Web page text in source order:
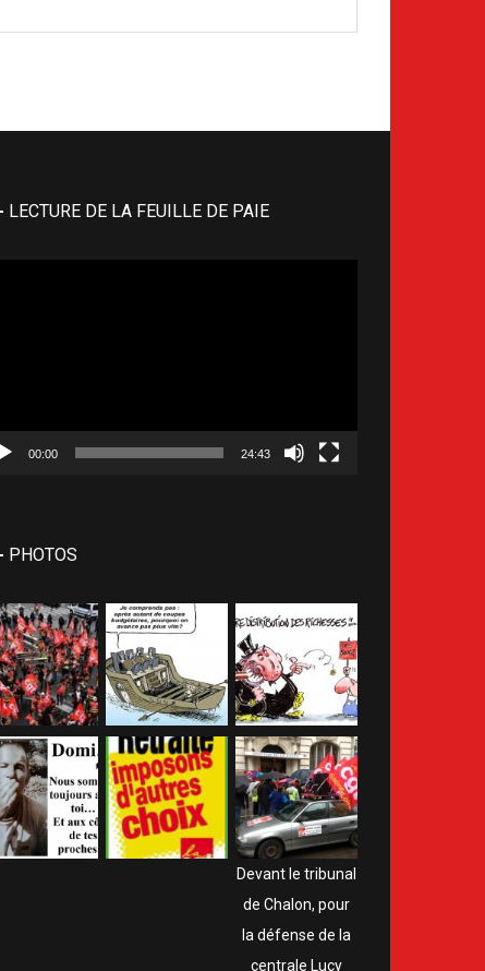
LECTURE DE LA FEUILLE DE PAIE
00:00 24:43
PHOTOS
Devant le tribunal
de Chalon, pour
la défense de la
centrale Lucy